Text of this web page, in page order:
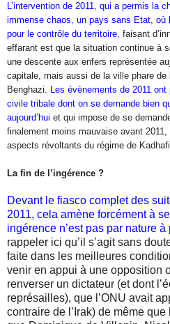
L’intervention de 2011, qui a permis la
immense chaos, un pays sans Etat, où
pour le contrôle du territoire, faisant
effarant est que la situation continue à
une descente aux enfers représentée
capitale, mais aussi de la ville phare de
Benghazi. Les évènements de 2011
civile tribale dont on se demande bien
aujourd’hui et qui impose de se
finalement moins mauvaise avant
aspects révoltants du régime de
La fin de l’ingérence ?
Devant le fiasco complet des
2011, cela amène forcément à
ingérence n’est pas par nature à
rappeler ici qu’il s’agit sans
faite dans les meilleures
venir en appui à une opposition
renverser un dictateur (et dont
représailles), que l’ONU avait
contraire de l’Irak) de même